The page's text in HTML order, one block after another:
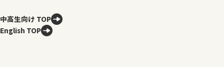
中高生向け TOP
English TOP